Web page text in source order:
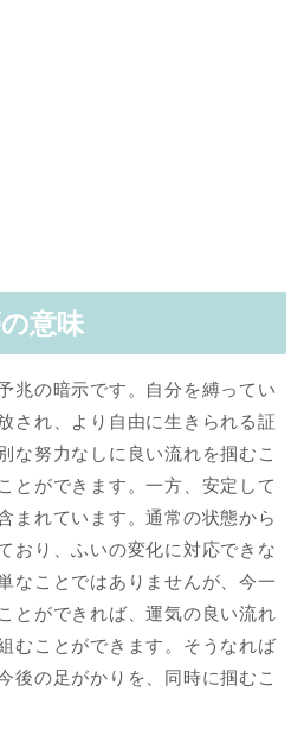
意味
兆の暗示です。自分を縛ってい
され、より自由に生きられる証
な努力なしに良い流れを掴むこ
とができます。一方、安定して
まれています。通常の状態から
おり、ふいの変化に対応できな
なことではありませんが、今一
とができれば、運気の良い流れ
むことができます。そうなれば
後の足がかりを、同時に掴むこ